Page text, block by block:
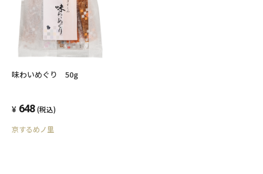
味わいめぐり 50g
648 (税込)
京するめノ里